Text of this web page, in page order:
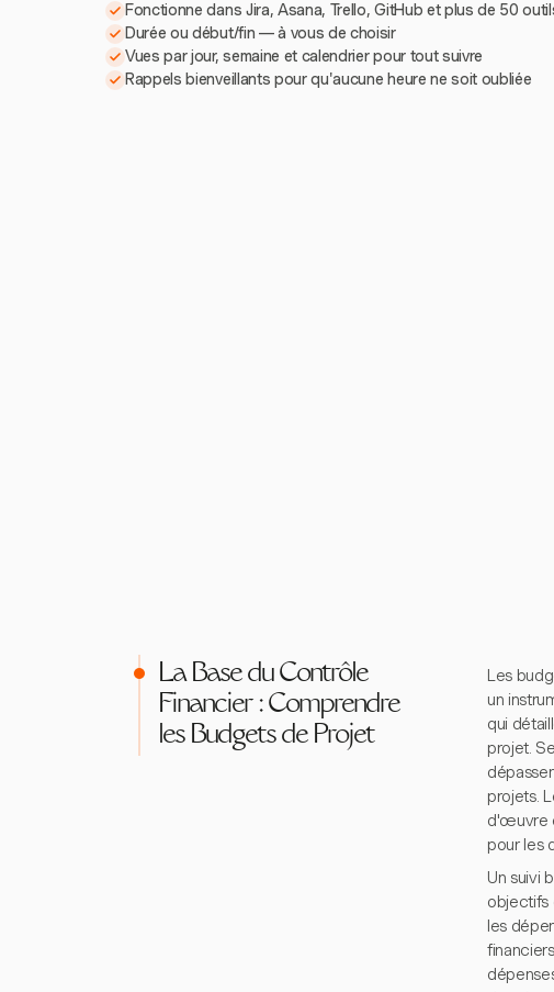
Fonctionne dans Jira, Asana, Trello, GitHub et plus de 50
Durée ou début/fin — à vous de choisir
Vues par jour, semaine et calendrier pour tout suivre
Rappels bienveillants pour qu'aucune heure ne soit oubliée
La Base du Contrôle
Financier : Comprendre
les Budgets de Projet
Les
un
qui
projet.
projets.
d'œuvre
pour les
Un suivi
objectifs
les